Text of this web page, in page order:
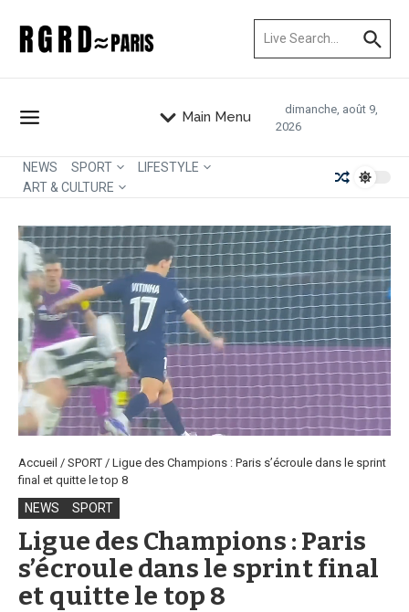
Main Menu
dimanche, août 9,
2026
NEWS SPORT
LIFESTYLE
ART & CULTURE
Accueil / SPORT / Ligue des Champions : Paris s’écroule dans le sprint
final et quitte le top 8
NEWS SPORT
Ligue des Champions : Paris
s’écroule dans le sprint final
et quitte le top 8